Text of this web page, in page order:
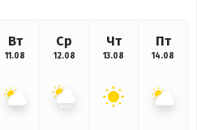
Вт
11.08
Ср
12.08
Чт
13.08
Пт
14.08